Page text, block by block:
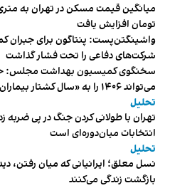
تومان افزایش یافت
واشینگتن‌پست: پنتاگون برای جبران
شرکت‌های دفاعی را تحت فشار گذاشت
سخنگوی کمیسیون بهداشت مجلس:
می‌تواند ۱۴۰۶ را به «سال کشتار بیماران» تبدیل کند
تحلیل
تهران با طولانی کردن جنگ در پی ضربه
انتخابات میان‌دوره‌ای است
تحلیل
نسل معلق؛ ایرانیانی که میان رفتن،
بازگشت زندگی می‌کنند